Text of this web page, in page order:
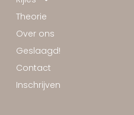
Theorie
Over ons
Geslaagd!
Contact
Inschrijven